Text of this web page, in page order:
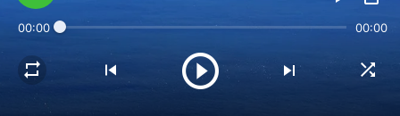
في ذلك الوقت،
00:00 00:00